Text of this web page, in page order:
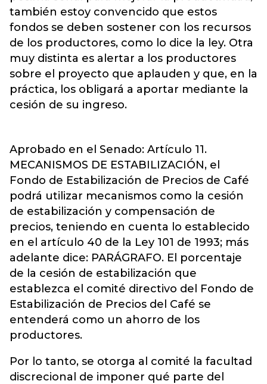
también estoy convencido que estos
fondos se deben sostener con los recursos
de los productores, como lo dice la ley. Otra
muy distinta es alertar a los productores
sobre el proyecto que aplauden y que, en la
práctica, los obligará a aportar mediante la
cesión de su ingreso.
Aprobado en el Senado: Artículo 11.
MECANISMOS DE ESTABILIZACIÓN, el
Fondo de Estabilización de Precios de Café
podrá utilizar mecanismos como la cesión
de estabilización y compensación de
precios, teniendo en cuenta lo establecido
en el artículo 40 de la Ley 101 de 1993; más
adelante dice: PARÁGRAFO. El porcentaje
de la cesión de estabilización que
establezca el comité directivo del Fondo de
Estabilización de Precios del Café se
entenderá como un ahorro de los
productores.
Por lo tanto, se otorga al comité la facultad
discrecional de imponer qué parte del